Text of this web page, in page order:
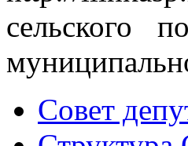
сельского
Совет